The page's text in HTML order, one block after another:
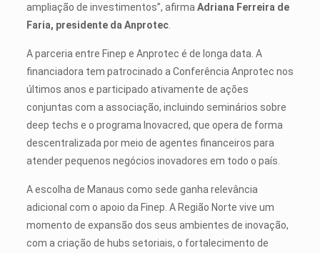
ampliação de investimentos”, afirma Adriana Ferreira de
Faria, presidente da Anprotec.
A parceria entre Finep e Anprotec é de longa data. A
financiadora tem patrocinado a Conferência Anprotec nos
últimos anos e participado ativamente de ações
conjuntas com a associação, incluindo seminários sobre
deep techs e o programa Inovacred, que opera de forma
descentralizada por meio de agentes financeiros para
atender pequenos negócios inovadores em todo o país.
A escolha de Manaus como sede ganha relevância
adicional com o apoio da Finep. A Região Norte vive um
momento de expansão dos seus ambientes de inovação,
com a criação de hubs setoriais, o fortalecimento de